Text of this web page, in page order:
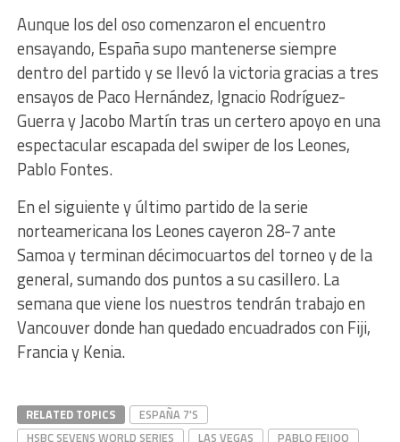
Aunque los del oso comenzaron el encuentro
ensayando, España supo mantenerse siempre
dentro del partido y se llevó la victoria gracias a tres
ensayos de Paco Hernández, Ignacio Rodríguez-
Guerra y Jacobo Martín tras un certero apoyo en una
espectacular escapada del swiper de los Leones,
Pablo Fontes.
En el siguiente y último partido de la serie
norteamericana los Leones cayeron 28-7 ante
Samoa y terminan décimocuartos del torneo y de la
general, sumando dos puntos a su casillero. La
semana que viene los nuestros tendrán trabajo en
Vancouver donde han quedado encuadrados con Fiji,
Francia y Kenia.
RELATED TOPICS
ESPAÑA 7'S
HSBC SEVENS WORLD SERIES
LAS VEGAS
PABLO FEIJOO